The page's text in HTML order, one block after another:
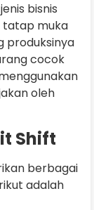
bisnis
tatap muka
produksinya
cocok
oleh
Shift
berbagai
adalah